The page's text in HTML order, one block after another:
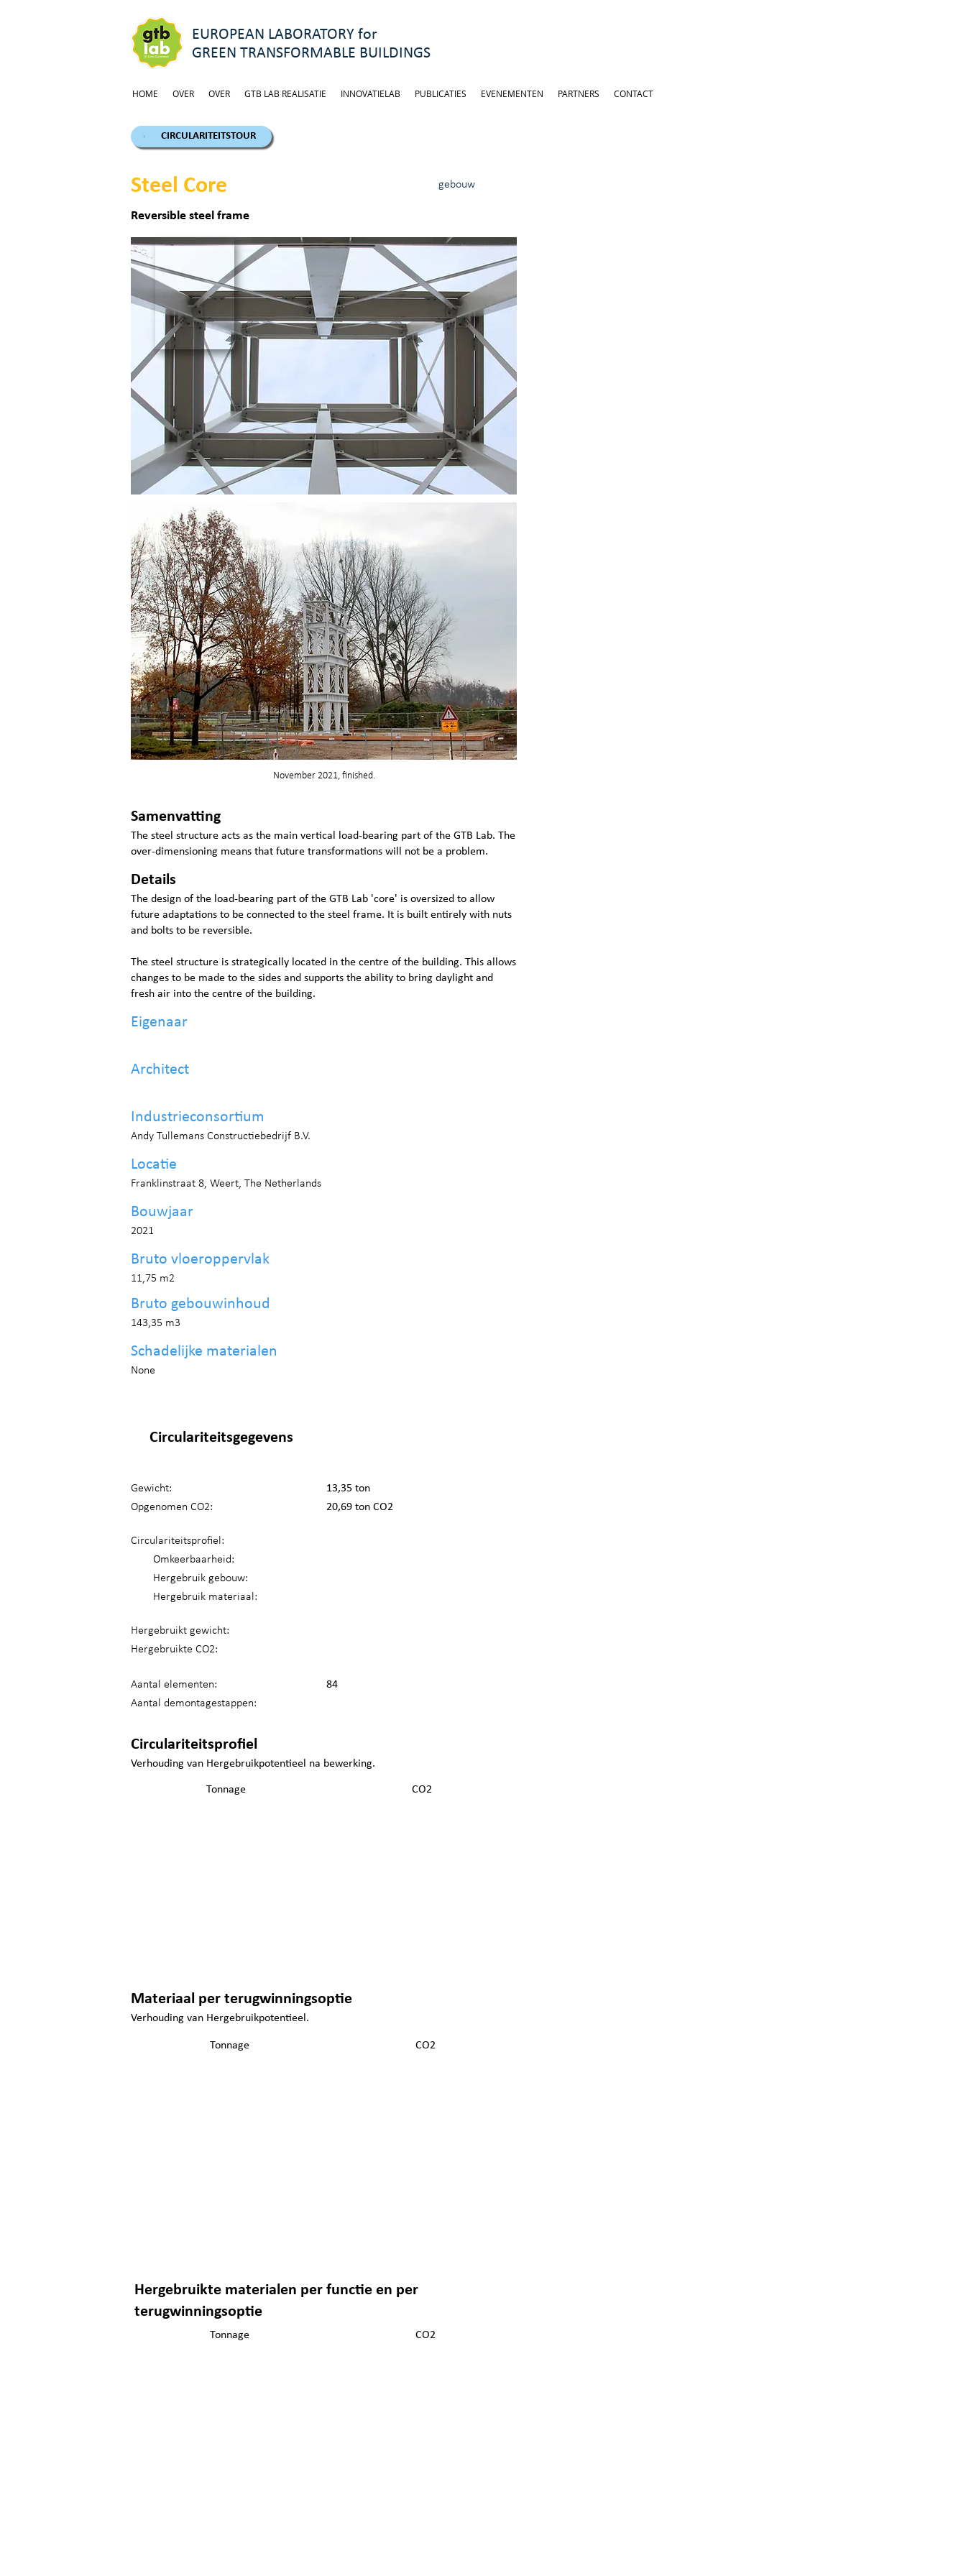
EUROPEAN LABORATORY for
GREEN TRANSFORMABLE BUILDINGS
HOME OVER OVER GTB LAB REALISATIE INNOVATIELAB PUBLICATIES EVENEMENTEN PARTNERS CONTACT
CIRCULARITEITSTOUR
Steel Core gebouw
Reversible steel frame
November 2021, finished.
Samenvatting
The steel structure acts as the main vertical load-bearing part of the GTB Lab. The
over-dimensioning means that future transformations will not be a problem.
Details
The design of the load-bearing part of the GTB Lab 'core' is oversized to allow
future adaptations to be connected to the steel frame. It is built entirely with nuts
and bolts to be reversible.
The steel structure is strategically located in the centre of the building. This allows
changes to be made to the sides and supports the ability to bring daylight and
fresh air into the centre of the building.
Eigenaar
Architect
Industrieconsortium
Andy Tullemans Constructiebedrijf B.V.
Locatie
Franklinstraat 8, Weert, The Netherlands
Bouwjaar
2021
Bruto vloeroppervlak
11,75 m2
Bruto gebouwinhoud
143,35 m3
Schadelijke materialen
None
Circulariteitsgegevens
Gewicht:
Opgenomen CO2:
13,35 ton
20,69 ton CO2
Circulariteitsprofiel:
Omkeerbaarheid:
Hergebruik gebouw:
Hergebruik materiaal:
Hergebruikt gewicht:
Hergebruikte CO2:
Aantal elementen:
Aantal demontagestappen:
84
Circulariteitsprofiel
Verhouding van Hergebruikpotentieel na bewerking.
Tonnage CO2
Materiaal per terugwinningsoptie
Verhouding van Hergebruikpotentieel.
Tonnage CO2
Hergebruikte materialen per functie en per
terugwinningsoptie
Tonnage CO2